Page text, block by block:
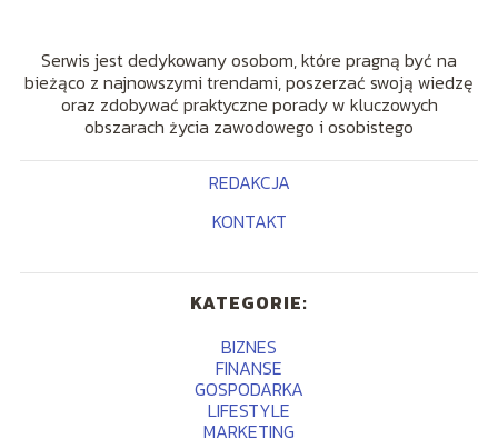
Serwis jest dedykowany osobom, które pragną być na
bieżąco z najnowszymi trendami, poszerzać swoją wiedzę
oraz zdobywać praktyczne porady w kluczowych
obszarach życia zawodowego i osobistego
REDAKCJA
KONTAKT
KATEGORIE:
BIZNES
FINANSE
GOSPODARKA
LIFESTYLE
MARKETING